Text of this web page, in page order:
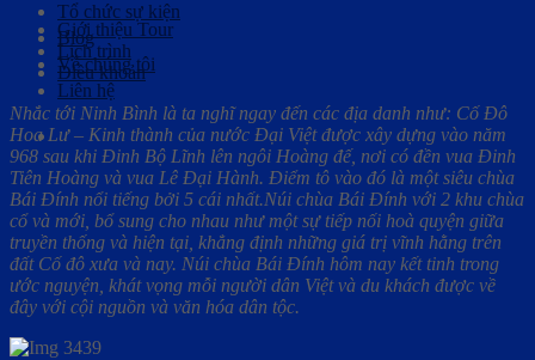
Tổ chức sự kiện
Blog
Về chúng tôi
Liên hệ
Giới thiệu Tour
Lịch trình
Điều khoản
Nhắc tới Ninh Bình là ta nghĩ ngay đến các địa danh như: Cố Đô
Hoa Lư – Kinh thành của nước Đại Việt được xây dựng vào năm
968 sau khi Đinh Bộ Lĩnh lên ngôi Hoàng đế, nơi có đền vua Đinh
Tiên Hoàng và vua Lê Đại Hành. Điểm tô vào đó là một siêu chùa
Bái Đính nổi tiếng bởi 5 cái nhất.Núi chùa Bái Đính với 2 khu chùa
cổ và mới, bổ sung cho nhau như một sự tiếp nối hoà quyện giữa
truyền thống và hiện tại, khẳng định những giá trị vĩnh hằng trên
đất Cố đô xưa và nay. Núi chùa Bái Đính hôm nay kết tinh trong
ước nguyện, khát vọng mỗi người dân Việt và du khách được về
đây với cội nguồn và văn hóa dân tộc.